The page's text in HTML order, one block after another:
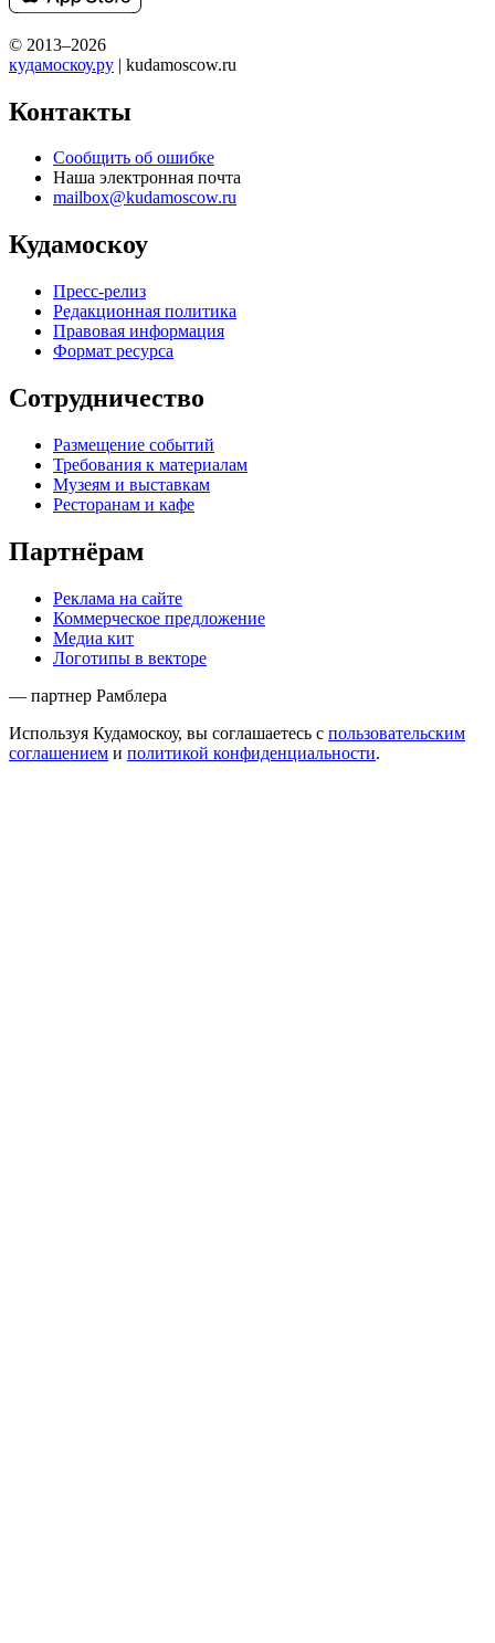
© 2013–2026
кудамоскоу.ру | kudamoscow.ru
Контакты
Сообщить об ошибке
Наша электронная почта
mailbox@kudamoscow.ru
Кудамоскоу
Пресс-релиз
Редакционная политика
Правовая информация
Формат ресурса
Сотрудничество
Размещение событий
Требования к материалам
Музеям и выставкам
Ресторанам и кафе
Партнёрам
Реклама на сайте
Коммерческое предложение
Медиа кит
Логотипы в векторе
— партнер Рамблера
Используя Кудамоскоу, вы соглашаетесь с пользовательским
соглашением и политикой конфиденциальности.